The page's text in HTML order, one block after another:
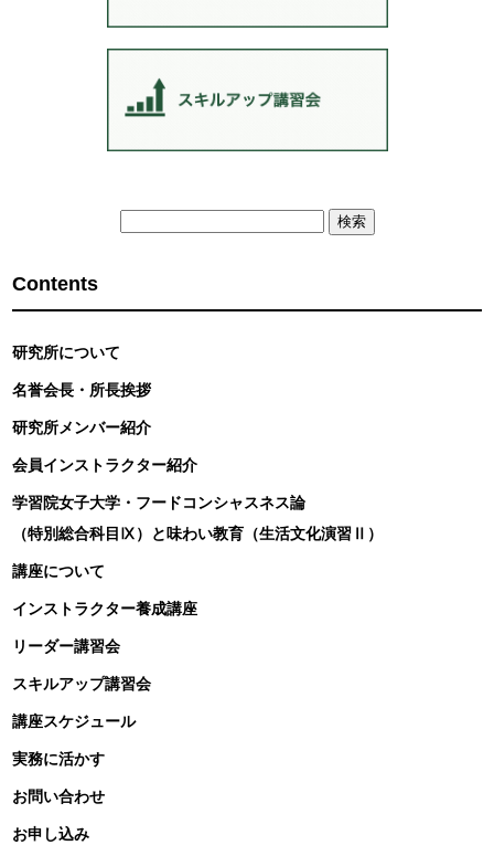
Contents
研究所について
名誉会長・所長挨拶
研究所メンバー紹介
会員インストラクター紹介
学習院女子大学・フードコンシャスネス論
（特別総合科目Ⅸ）と味わい教育（生活文化演習Ⅱ）
講座について
インストラクター養成講座
リーダー講習会
スキルアップ講習会
講座スケジュール
実務に活かす
お問い合わせ
お申し込み